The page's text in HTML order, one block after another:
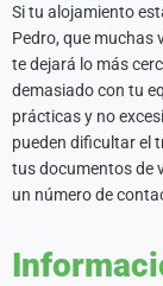
Si tu alojamiento
Pedro, que muchas
te dejará lo más
demasiado con tu
prácticas y no
pueden dificultar el
tus documentos de
un número de